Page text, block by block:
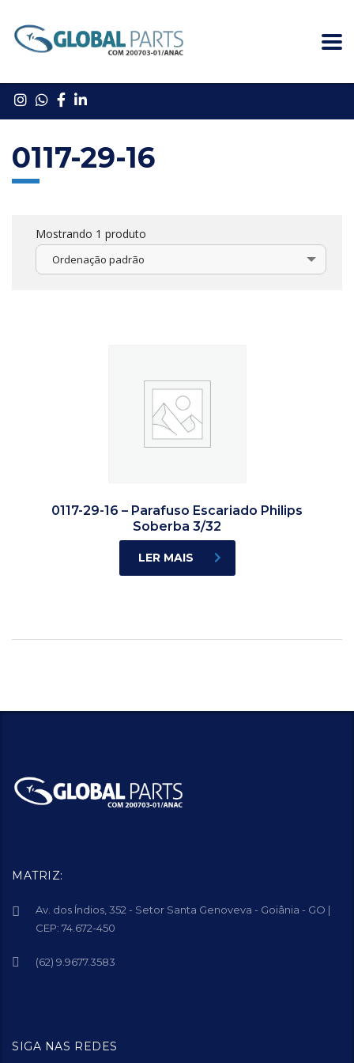
0117-29-16
Mostrando 1 produto
Ordenação padrão
0117-29-16 – Parafuso Escariado Philips
Soberba 3/32
LER MAIS
MATRIZ:
Av. dos Índios, 352 - Setor Santa Genoveva - Goiânia - GO |
CEP: 74.672-450
(62) 9.9677.3583
SIGA NAS REDES